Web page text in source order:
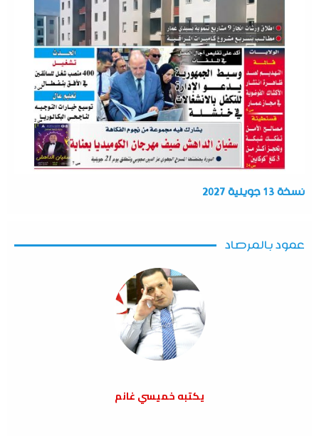
نسخة 13 جويلية 2027
عمود بالمرصاد
يكتبه خميسي غانم